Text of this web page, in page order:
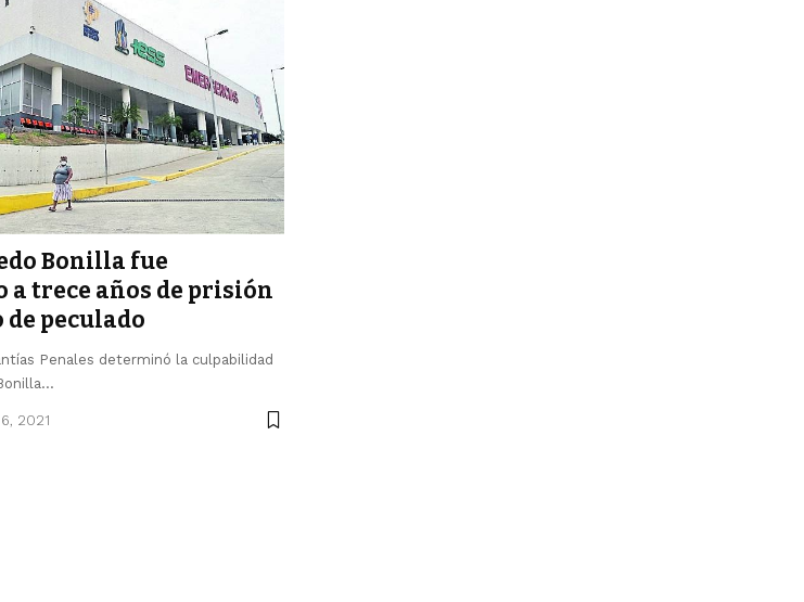
Bonilla fue
a trece años de prisión
peculado
Penales determinó la culpabilidad
2021